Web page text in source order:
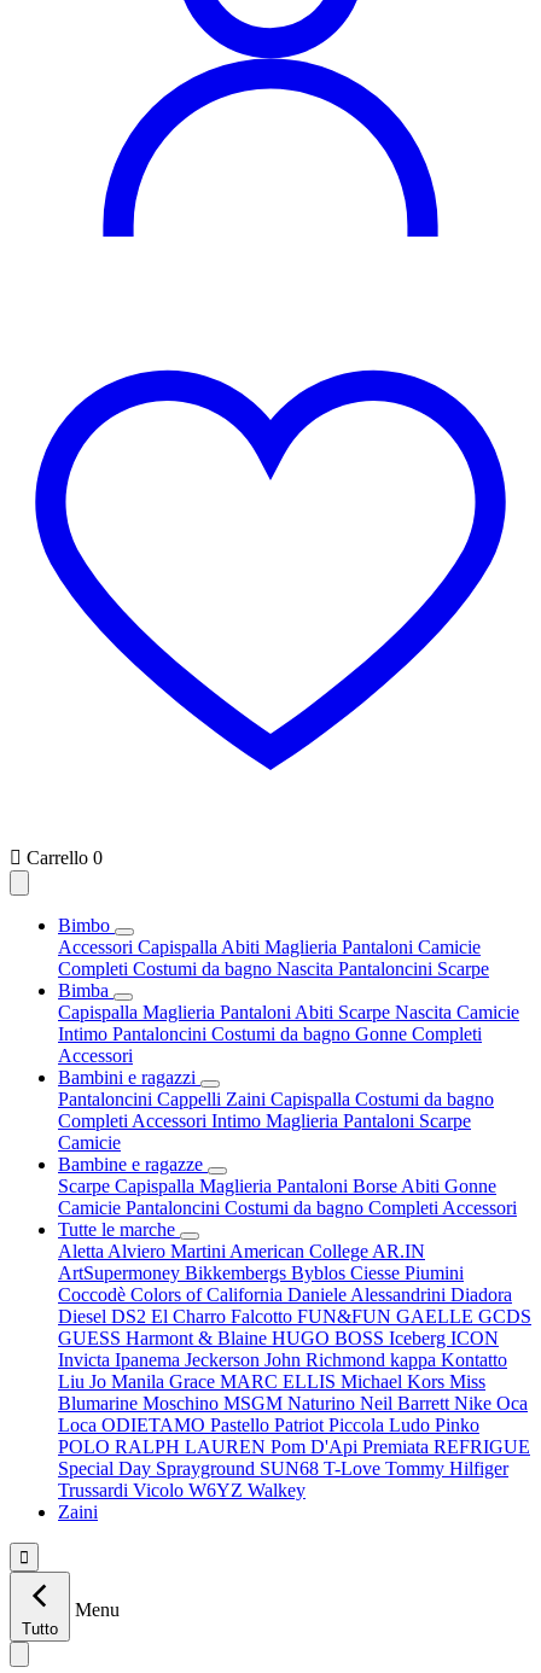
 Carrello 0
Bimbo
Accessori Capispalla Abiti Maglieria Pantaloni Camicie
Completi Costumi da bagno Nascita Pantaloncini Scarpe
Bimba
Capispalla Maglieria Pantaloni Abiti Scarpe Nascita Camicie
Intimo Pantaloncini Costumi da bagno Gonne Completi
Accessori
Bambini e ragazzi
Pantaloncini Cappelli Zaini Capispalla Costumi da bagno
Completi Accessori Intimo Maglieria Pantaloni Scarpe
Camicie
Bambine e ragazze
Scarpe Capispalla Maglieria Pantaloni Borse Abiti Gonne
Camicie Pantaloncini Costumi da bagno Completi Accessori
Tutte le marche
Aletta Alviero Martini American College AR.IN
ArtSupermoney Bikkembergs Byblos Ciesse Piumini
Coccodè Colors of California Daniele Alessandrini Diadora
Diesel DS2 El Charro Falcotto FUN&FUN GAELLE GCDS
GUESS Harmont & Blaine HUGO BOSS Iceberg ICON
Invicta Ipanema Jeckerson John Richmond kappa Kontatto
Liu Jo Manila Grace MARC ELLIS Michael Kors Miss
Blumarine Moschino MSGM Naturino Neil Barrett Nike Oca
Loca ODIETAMO Pastello Patriot Piccola Ludo Pinko
POLO RALPH LAUREN Pom D'Api Premiata REFRIGUE
Special Day Sprayground SUN68 T-Love Tommy Hilfiger
Trussardi Vicolo W6YZ Walkey
Zaini

Tutto
Menu